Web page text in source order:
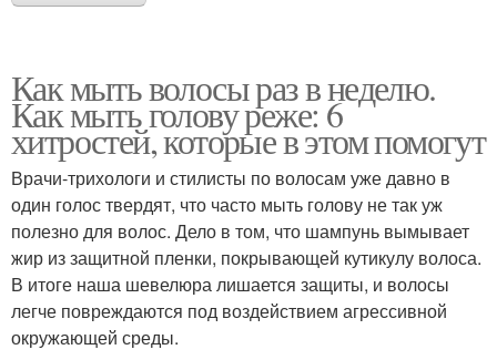
Как мыть волосы раз в неделю.
Как мыть голову реже: 6
хитростей, которые в этом помогут
Врачи-трихологи и стилисты по волосам уже давно в
один голос твердят, что часто мыть голову не так уж
полезно для волос. Дело в том, что шампунь вымывает
жир из защитной пленки, покрывающей кутикулу волоса.
В итоге наша шевелюра лишается защиты, и волосы
легче повреждаются под воздействием агрессивной
окружающей среды.